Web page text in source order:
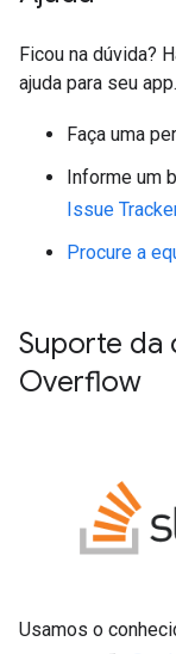
Ficou na dúvida?
ajuda para seu app.
Faça uma
Informe um
Issue
Procure a
Suporte da
Overflow
Usamos o